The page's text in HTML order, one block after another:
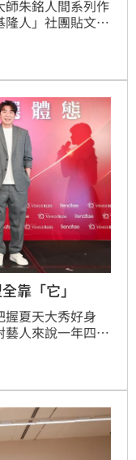
師朱銘人間系列作
人」社團貼文指
壞，男子看了她
靠「它」
握夏天大秀好身
人來說一年四季
細美腿和小蠻腰